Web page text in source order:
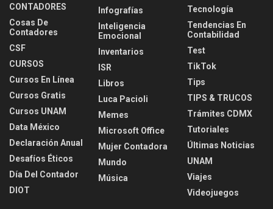
CONTADORES
Cosas De
Contadores
CSF
CURSOS
Cursos En Línea
Cursos Gratis
Cursos UNAM
Data México
Declaración Anual
Desafíos Éticos
Día Del Contador
DIOT
Infografías
Inteligencia
Emocional
Inventarios
ISR
Libros
Luca Pacioli
Memes
Microsoft Office
Mujer Contadora
Mundo
Música
Tecnología
Tendencias En
Contabilidad
Test
TikTok
Tips
TIPS & TRUCOS
Trámites CDMX
Tutoriales
Últimas Noticias
UNAM
Viajes
Videojuegos